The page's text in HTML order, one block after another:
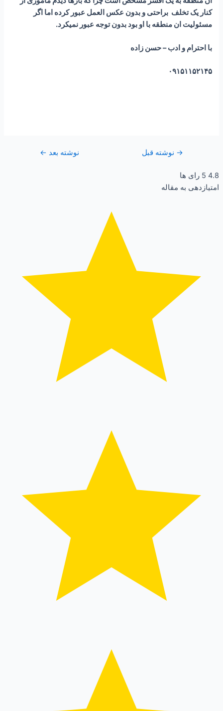
کنار یک تخلف براحتی و بدون عکس العمل عبور کرده اما اگر
مسئولیت ان‌ منطقه با او بود بدون توجه عبور نمیکرد.
با احترام و ادب – حسن زاده
۰۹۱۵۱۱۵۲۱۴۵
→ نوشته قبل نوشته بعد ←
4.8
5 رای ها
امتیازدهی به مقاله